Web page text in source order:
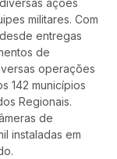
ações
militares. Com
entregas
de
operações
142 municípios
Regionais.
de
instaladas em